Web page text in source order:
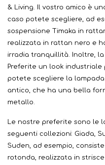
& Living. Il vostro amico è
caso potete scegliere, ad
sospensione Timaka in
realizzata in rattan nero e
irradia tranquillità. Inoltre,
Preferite un look industriale
potete scegliere la
antico, che ha una bella
metallo.
Le nostre preferite sono le
seguenti collezioni: Giada,
Suden, ad esempio,
rotonda, realizzata in